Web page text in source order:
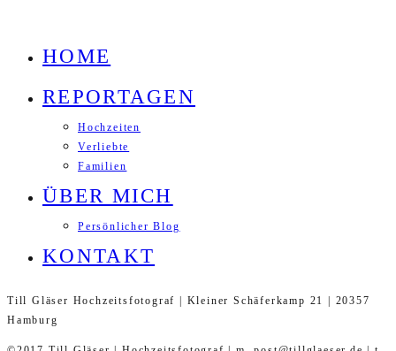
HOME
REPORTAGEN
Hochzeiten
Verliebte
Familien
ÜBER MICH
Persönlicher Blog
KONTAKT
Till Gläser Hochzeitsfotograf | Kleiner Schäferkamp 21 | 20357
Hamburg